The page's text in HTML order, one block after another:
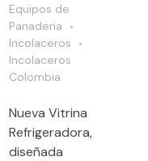
Equipos de
Panaderia
Incolaceros
Incolaceros
Colombia
Nueva Vitrina
Refrigeradora,
diseñada